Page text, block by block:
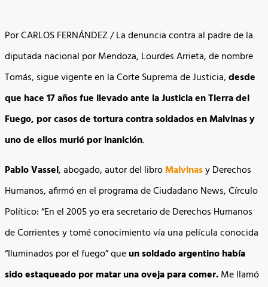
Por CARLOS FERNÁNDEZ / La denuncia contra al padre de la
diputada nacional por Mendoza, Lourdes Arrieta, de nombre
Tomás, sigue vigente en la Corte Suprema de Justicia,desde
que hace 17 años fue llevado ante la Justicia en Tierra del
Fuego, por casos de tortura contra soldados en Malvinas y
uno de ellos murió por inanición.
Pablo Vassel, abogado, autor del libroMalvinasy Derechos
Humanos, afirmó en el programa de Ciudadano News, Círculo
Político: “En el 2005 yo era secretario de Derechos Humanos
de Corrientes y tomé conocimiento vía una película conocida
“Iluminados por el fuego” queun soldado argentino había
sido estaqueado por matar una oveja para comer.Me llamó